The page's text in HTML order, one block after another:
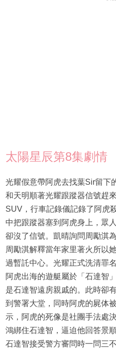
太陽星辰第8集劇情
光耀假意帶阿虎去找葉Sir留下
和天明順著光耀跟蹤器信號趕
SUV，行車記錄儀記錄了阿虎
中把跟蹤器塞到阿虎身上，眾
卻沒了信號。凱晴詢問周勵淇
周勵淇解釋當年家里著火所以
過暫託中心。光耀正式洗清罪
阿虎出海的遊艇屬於「石達智
是石達智遠房親戚的。此時卻
到警署大堂，同時阿虎的屍体
示，阿虎的死像是社團手法處
鴻綁住石達智，逼迫他回答景
石達智接受警方審問時一問三